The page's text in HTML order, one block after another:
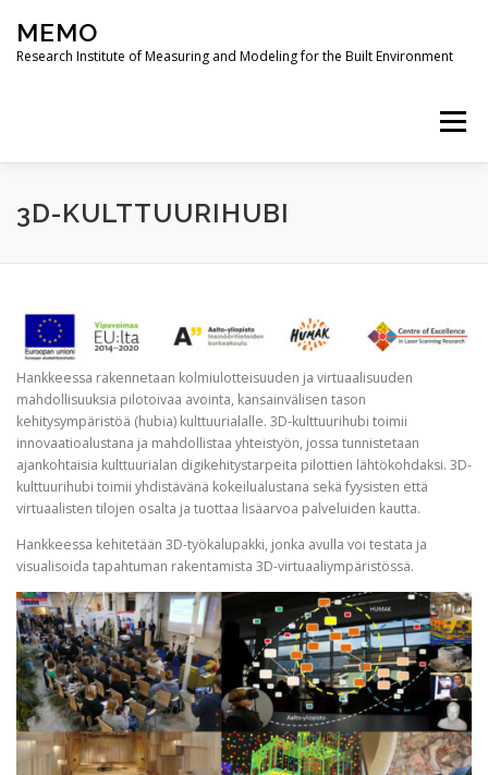
content
MEMO
Research Institute of Measuring and Modeling for the Built Environment
Menu
PROJECTS PUBLICATIONS
3D-KULTTUURIHUBI
Hankkeessa rakennetaan kolmiulotteisuuden ja virtuaalisuuden
mahdollisuuksia pilotoivaa avointa, kansainvälisen tason
kehitysympäristöä (hubia) kulttuurialalle. 3D-kulttuurihubi toimii
innovaatioalustana ja mahdollistaa yhteistyön, jossa tunnistetaan
ajankohtaisia kulttuurialan digikehitystarpeita pilottien lähtökohdaksi. 3D-
kulttuurihubi toimii yhdistävänä kokeilualustana sekä fyysisten että
virtuaalisten tilojen osalta ja tuottaa lisäarvoa palveluiden kautta.
Hankkeessa kehitetään 3D-työkalupakki, jonka avulla voi testata ja
visualisoida tapahtuman rakentamista 3D-virtuaaliympäristössä.